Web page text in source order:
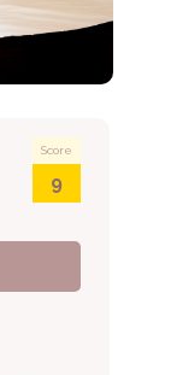
Score
9